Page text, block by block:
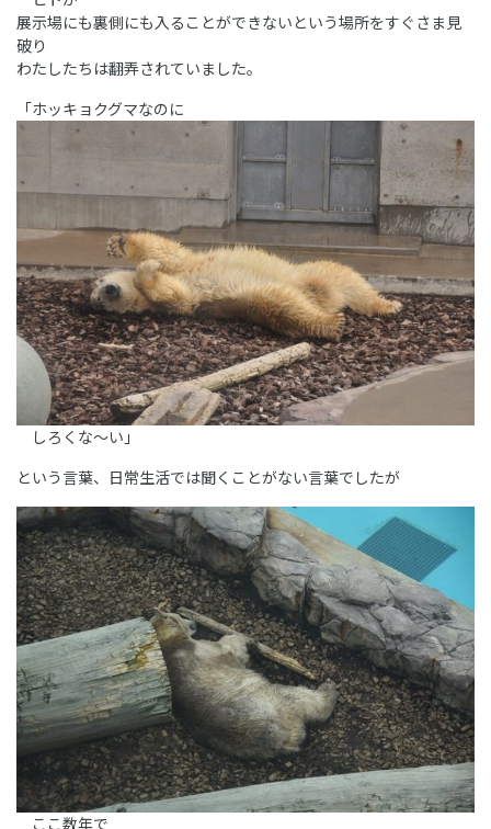
展示場にも裏側にも入ることができないという場所をすぐさま見
破り
わたしたちは翻弄されていました。
「ホッキョクグマなのに
しろくな～い」
という言葉、日常生活では聞くことがない言葉でしたが
ここ数年で